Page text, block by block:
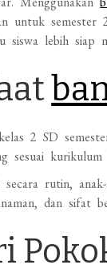
untuk
siswa lebih siap
2 SD
sesuai
rutin,
dan sifat